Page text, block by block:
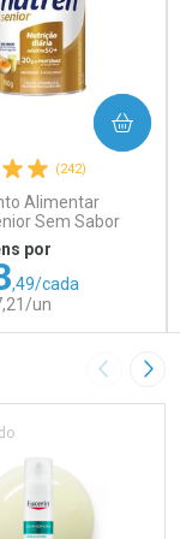
(242)
Alimentar
Sem Sabor
por
,49/cada
un
COMPRAR
Imagem